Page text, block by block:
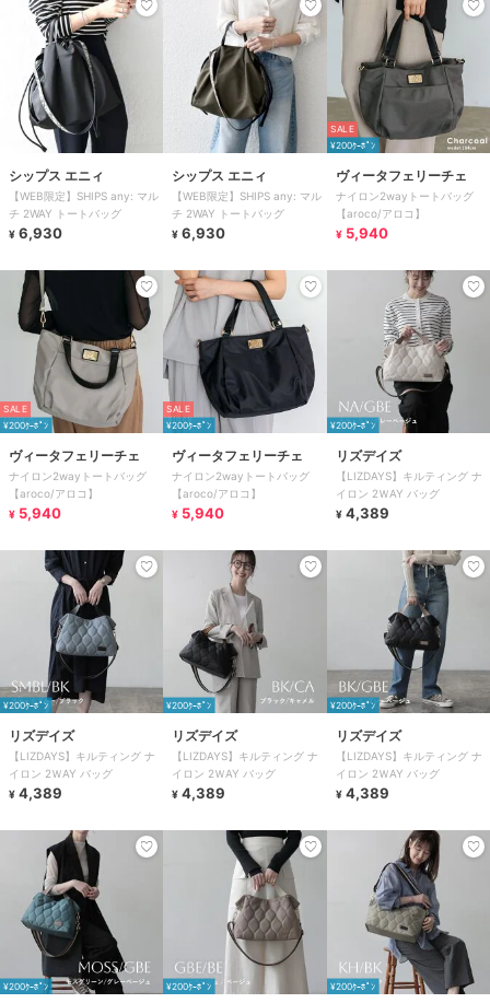
シップス エニィ
【WEB限定】SHIPS any: マル
チ 2WAY トートバッグ
¥ 6,930
シップス エニィ
【WEB限定】SHIPS any: マル
チ 2WAY トートバッグ
¥ 6,930
SALE
¥200ｸｰﾎﾟﾝ
ヴィータフェリーチェ
ナイロン2wayトートバッグ
【aroco/アロコ】
¥ 5,940
SALE
¥200ｸｰﾎﾟﾝ
ヴィータフェリーチェ
ナイロン2wayトートバッグ
【aroco/アロコ】
¥ 5,940
SALE
¥200ｸｰﾎﾟﾝ
ヴィータフェリーチェ
ナイロン2wayトートバッグ
【aroco/アロコ】
¥ 5,940
¥200ｸｰﾎﾟﾝ
リズデイズ
【LIZDAYS】キルティング ナ
イロン 2ＷAY バッグ
¥ 4,389
¥200ｸｰﾎﾟﾝ
リズデイズ
【LIZDAYS】キルティング ナ
イロン 2ＷAY バッグ
¥ 4,389
¥200ｸｰﾎﾟﾝ
リズデイズ
【LIZDAYS】キルティング ナ
イロン 2ＷAY バッグ
¥ 4,389
¥200ｸｰﾎﾟﾝ
リズデイズ
【LIZDAYS】キルティング ナ
イロン 2ＷAY バッグ
¥ 4,389
¥200ｸｰﾎﾟﾝ ¥200ｸｰﾎﾟﾝ ¥200ｸｰﾎﾟﾝ